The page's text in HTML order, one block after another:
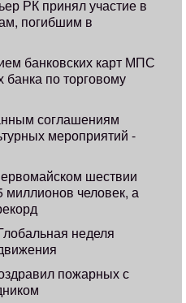
РК принял участие в
погибшим в
банковских карт МПС
по торговому
соглашениям
мероприятий -
шествии
миллионов человек, а
неделя
пожарных с